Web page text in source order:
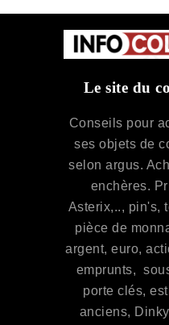
Le site du
Conseils pour
ses objets de
selon argus.
enchères.
Asterix,.., pin's,
pièce de
argent, euro,
emprunts,
porte clés,
anciens,